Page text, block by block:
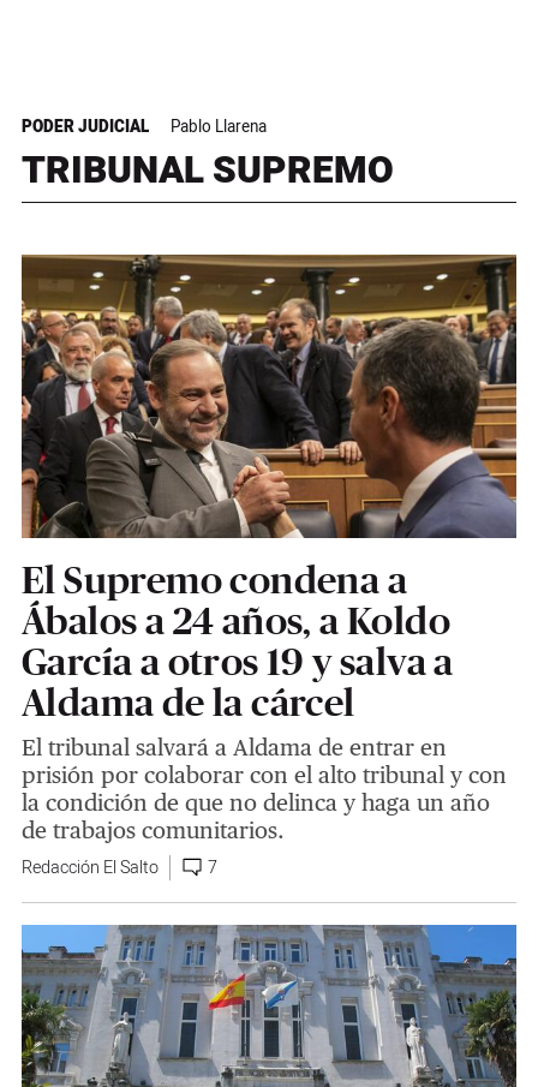
PODER JUDICIAL Pablo Llarena
TRIBUNAL SUPREMO
El Supremo condena a
Ábalos a 24 años, a Koldo
García a otros 19 y salva a
Aldama de la cárcel
El tribunal salvará a Aldama de entrar en
prisión por colaborar con el alto tribunal y con
la condición de que no delinca y haga un año
de trabajos comunitarios.
Redacción El Salto 7